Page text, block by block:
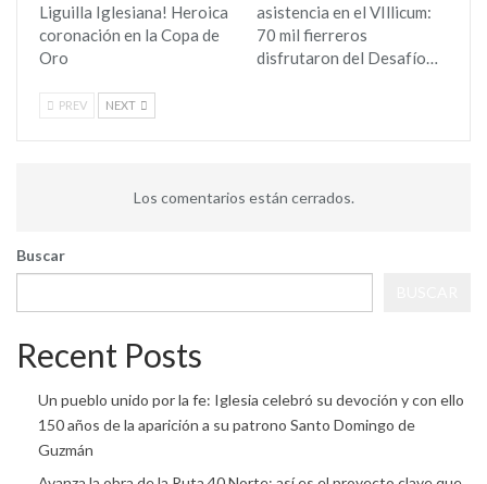
Liguilla Iglesiana! Heroica
coronación en la Copa de
Oro
asistencia en el VIllicum:
70 mil fierreros
disfrutaron del Desafío…
PREV NEXT
Los comentarios están cerrados.
Buscar
Recent Posts
Un pueblo unido por la fe: Iglesia celebró su devoción y con ello
150 años de la aparición a su patrono Santo Domingo de
Guzmán